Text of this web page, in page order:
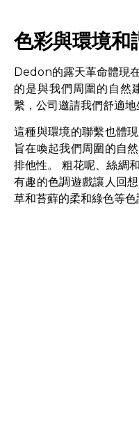
色彩與環境和
Dedon的露天革命體現
的是與我們周圍的自然
繫，公司邀請我們舒適地
這種與環境的聯繫也體
旨在喚起我們周圍的自
排他性。 粗花呢、絲綢
有趣的色調遊戲讓人回
草和苔蘚的柔和綠色等色